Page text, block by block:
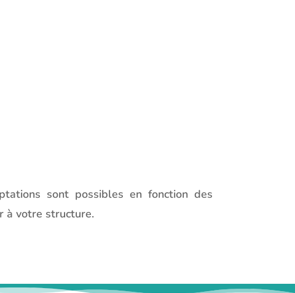
sont possibles en fonction des
à votre structure.